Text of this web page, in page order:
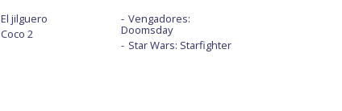
El jilguero
Coco 2
Vengadores:
Doomsday
Star Wars: Starfighter